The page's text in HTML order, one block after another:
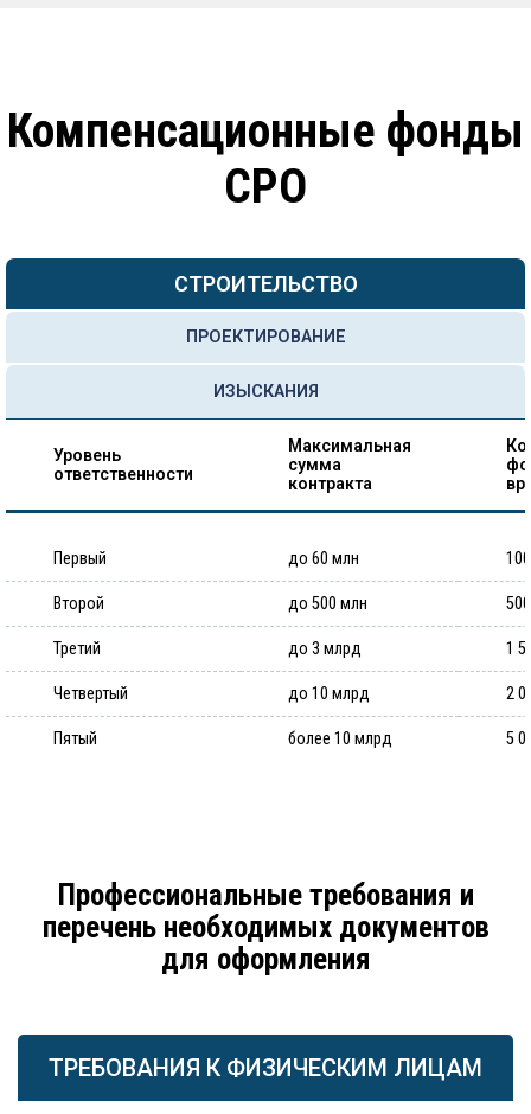
Компенсационные фонды
СРО
СТРОИТЕЛЬСТВО
ПРОЕКТИРОВАНИЕ
ИЗЫСКАНИЯ
Уровень
ответственности
Максимальная
сумма
контракта
Первый до 60 млн
Второй до 500 млн
Третий до 3 млрд 1
Четвертый до 10 млрд 2
Пятый более 10 млрд 5
Профессиональные требования и
перечень необходимых документов
для оформления
ТРЕБОВАНИЯ К ФИЗИЧЕСКИМ ЛИЦАМ